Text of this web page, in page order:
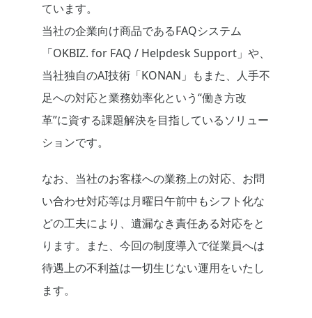
ています。
当社の企業向け商品であるFAQシステム
「OKBIZ. for FAQ / Helpdesk Support」や、
当社独自のAI技術「KONAN」もまた、人手不
足への対応と業務効率化という“働き方改
革”に資する課題解決を目指しているソリュー
ションです。
なお、当社のお客様への業務上の対応、お問
い合わせ対応等は月曜日午前中もシフト化な
どの工夫により、遺漏なき責任ある対応をと
ります。また、今回の制度導入で従業員へは
待遇上の不利益は一切生じない運用をいたし
ます。